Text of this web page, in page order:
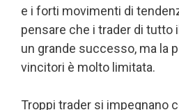
e i forti movimenti di
pensare che i trader di tutto
un grande successo, ma la
vincitori è molto limitata.
Troppi trader si impegnano